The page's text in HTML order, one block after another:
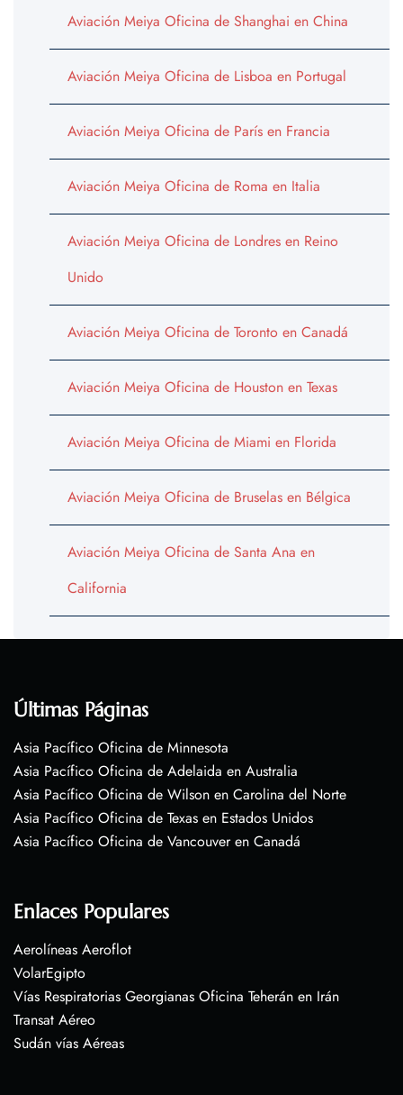
Aviación Meiya Oficina de Shanghai en China
Aviación Meiya Oficina de Lisboa en Portugal
Aviación Meiya Oficina de París en Francia
Aviación Meiya Oficina de Roma en Italia
Aviación Meiya Oficina de Londres en Reino
Unido
Aviación Meiya Oficina de Toronto en Canadá
Aviación Meiya Oficina de Houston en Texas
Aviación Meiya Oficina de Miami en Florida
Aviación Meiya Oficina de Bruselas en Bélgica
Aviación Meiya Oficina de Santa Ana en
California
Últimas Páginas
Asia Pacífico Oficina de Minnesota
Asia Pacífico Oficina de Adelaida en Australia
Asia Pacífico Oficina de Wilson en Carolina del Norte
Asia Pacífico Oficina de Texas en Estados Unidos
Asia Pacífico Oficina de Vancouver en Canadá
Enlaces Populares
Aerolíneas Aeroflot
VolarEgipto
Vías Respiratorias Georgianas Oficina Teherán en Irán
Transat Aéreo
Sudán vías Aéreas